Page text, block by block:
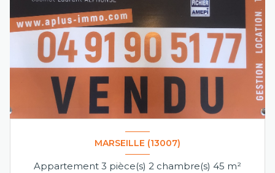
MARSEILLE (13007)
Appartement 3 pièce(s) 2 chambre(s) 45 m²